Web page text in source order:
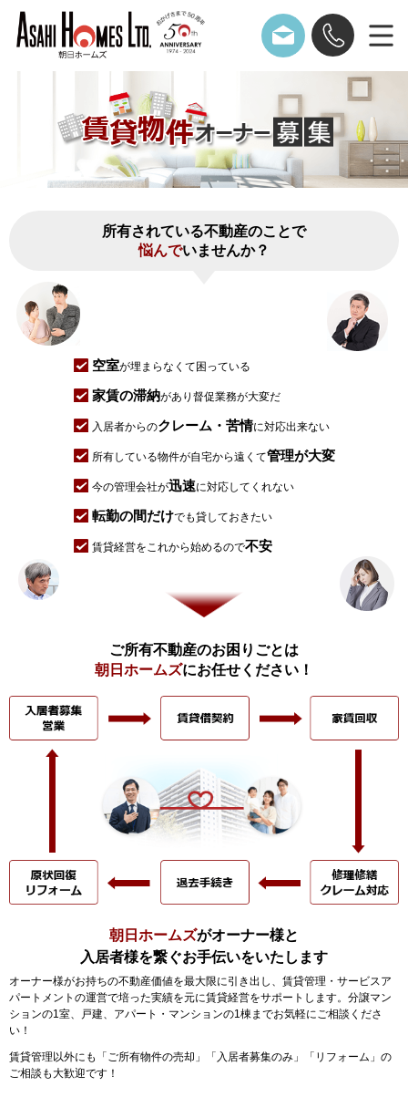
所有されている不動産のことで
悩んでいませんか？
空室が埋まらなくて困っている
家賃の滞納があり督促業務が大変だ
入居者からのクレーム・苦情に対応出来ない
所有している物件が自宅から遠くて管理が大変
今の管理会社が迅速に対応してくれない
転勤の間だけでも貸しておきたい
賃貸経営をこれから始めるので不安
ご所有不動産のお困りごとは
朝日ホームズにお任せください！
朝日ホームズがオーナー様と
入居者様を繋ぐお手伝いをいたします
オーナー様がお持ちの不動産価値を最大限に引き出し、賃貸管理・サービスア
パートメントの運営で培った実績を元に賃貸経営をサポートします。分譲マン
ションの1室、戸建、アパート・マンションの1棟までお気軽にご相談くださ
い！
賃貸管理以外にも「ご所有物件の売却」「入居者募集のみ」「リフォーム」の
ご相談も大歓迎です！